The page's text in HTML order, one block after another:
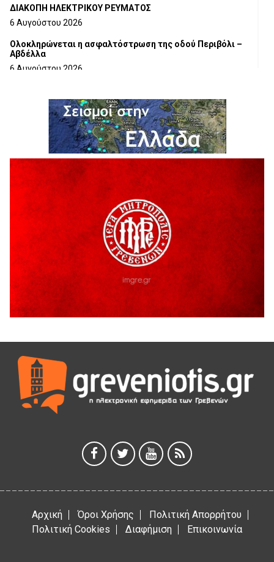
ΔΙΑΚΟΠΗ ΗΛΕΚΤΡΙΚΟΥ ΡΕΥΜΑΤΟΣ
6 Αυγούστου 2026
Ολοκληρώνεται η ασφαλτόστρωση της οδού Περιβόλι –
Αβδέλλα
6 Αυγούστου 2026
5 Αυγούστου 2026
Ο ΑΝΔΡΕΑΣ ΑΣΛΑΝΙΔΗΣ ΣΥΝΕΧΙΖΕΙ ΣΤΟΝ ΠΡΩΤΕΑ
ΓΡΕΒΕΝΩΝ
5 Αυγούστου 2026
Ευχαριστήριο Εκπολιτιστικού Συλλόγου Ταξιάρχη προς κ.
Παρασχάκη Αθανάσιο
Διακοπή υδροδότησης του Α΄ κλάδου ύδρευσης
5 Αυγούστου 2026
Η Marseaux στα Γρεβενά για μια μοναδική συναυλία
Θερινό Σινεμά στο πλαίσιο του «Πολιτιστικού
Καλοκαιριού 2026» με την βραβευμένη ταινία «Μικρές
Ανάσες».
εξοπλισμού γυμναστηρίου
5 Αυγούστου 2026
ΑΗ ΛΑΟΣ | 5 Αυγούστου | Υπαίθριο Θέατρο “Καστράκι”,
Γρεβενά
5 Αυγούστου 2026
5 Αυγούστου 2026
Αρχική Όροι Χρήσης
Πολιτική Απορρήτου
Πολιτική Cookies
Διαφήμιση Επικοινωνία